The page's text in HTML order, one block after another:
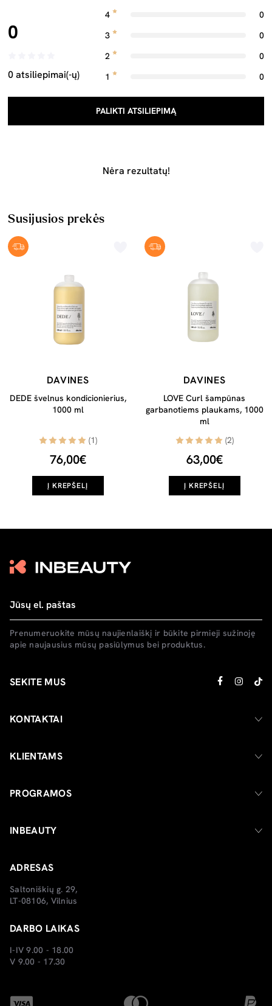
0
0 atsiliepimai(-ų)
4
0
3
0
2
0
1
0
PALIKTI ATSILIEPIMĄ
Nėra rezultatų!
Susijusios prekės
DAVINES
DEDE švelnus kondicionierius,
1000 ml
(1)
76,00€
Į KREPŠELĮ
DAVINES
LOVE Curl šampūnas
garbanotiems plaukams, 1000
ml
(2)
63,00€
Į KREPŠELĮ
Prenumeruokite mūsų naujienlaiškį ir būkite pirmieji sužinoję
apie naujausius mūsų pasiūlymus bei produktus.
SEKITE MUS
KONTAKTAI
KLIENTAMS
PROGRAMOS
INBEAUTY
ADRESAS
Saltoniškių g. 29,
LT-08106, Vilnius
DARBO LAIKAS
I-IV 9.00 - 18.00
V 9.00 - 17.30